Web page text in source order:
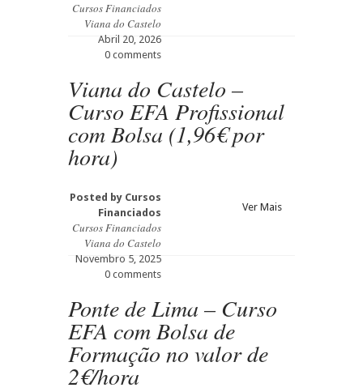
Cursos Financiados
Viana do Castelo
Abril 20, 2026
0 comments
Viana do Castelo –
Curso EFA Profissional
com Bolsa (1,96€ por
hora)
Posted by Cursos
Financiados
Cursos Financiados
Viana do Castelo
Novembro 5, 2025
0 comments
Ver Mais
Ponte de Lima – Curso
EFA com Bolsa de
Formação no valor de
2€/hora